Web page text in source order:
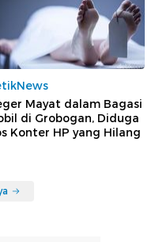
Mayat dalam Bagasi
di Grobogan, Diduga
Konter HP yang Hilang